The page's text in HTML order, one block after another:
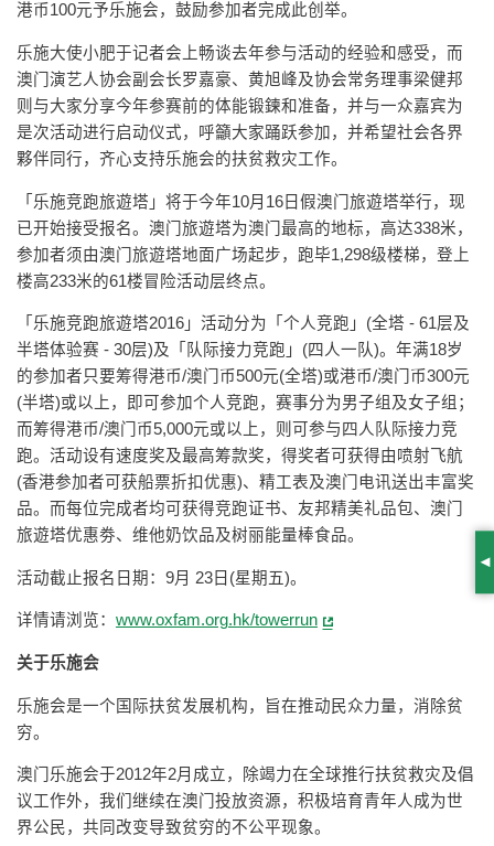
港币100元予乐施会，鼓励参加者完成此创举。
乐施大使小肥于记者会上畅谈去年参与活动的经验和感受，而
澳门演艺人协会副会长罗嘉豪、黄旭峰及协会常务理事梁健邦
则与大家分享今年参赛前的体能锻鍊和准备，并与一众嘉宾为
是次活动进行启动仪式，呼籲大家踊跃参加，并希望社会各界
夥伴同行，齐心支持乐施会的扶贫救灾工作。
「乐施竞跑旅遊塔」将于今年10月16日假澳门旅遊塔举行，现
已开始接受报名。澳门旅遊塔为澳门最高的地标，高达338米，
参加者须由澳门旅遊塔地面广场起步，跑毕1,298级楼梯，登上
楼高233米的61楼冒险活动层终点。
「乐施竞跑旅遊塔2016」活动分为「个人竞跑」(全塔 - 61层及
半塔体验赛 - 30层)及「队际接力竞跑」(四人一队)。年满18岁
的参加者只要筹得港币/澳门币500元(全塔)或港币/澳门币300元
(半塔)或以上，即可参加个人竞跑，赛事分为男子组及女子组；
而筹得港币/澳门币5,000元或以上，则可参与四人队际接力竞
跑。活动设有速度奖及最高筹款奖，得奖者可获得由喷射飞航
(香港参加者可获船票折扣优惠)、精工表及澳门电讯送出丰富奖
品。而每位完成者均可获得竞跑证书、友邦精美礼品包、澳门
旅遊塔优惠劵、维他奶饮品及树丽能量棒食品。
活动截止报名日期：9月 23日(星期五)。
详情请浏览： www.oxfam.org.hk/towerrun
关于乐施会
乐施会是一个国际扶贫发展机构，旨在推动民众力量，消除贫
穷。
澳门乐施会于2012年2月成立，除竭力在全球推行扶贫救灾及倡
议工作外，我们继续在澳门投放资源，积极培育青年人成为世
界公民，共同改变导致贫穷的不公平现象。